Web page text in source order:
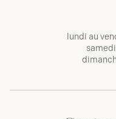
lundi au
samedi